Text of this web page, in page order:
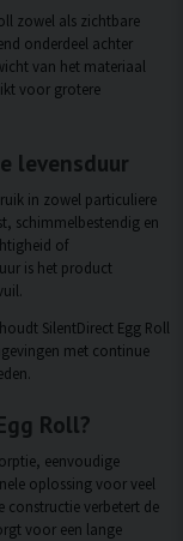
zowel als zichtbare
onderdeel achter
van het materiaal
voor grotere
levensduur
in zowel particuliere
schimmelbestendig en
of
is het product
SilentDirect Egg Roll
met continue
Roll?
eenvoudige
oplossing voor veel
constructie verbetert de
voor een lange